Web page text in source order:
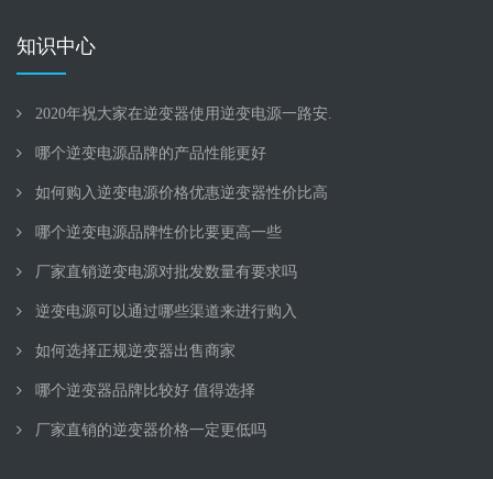
知识中心
2020年祝大家在逆变器使用逆变电源一路安.
哪个逆变电源品牌的产品性能更好
如何购入逆变电源价格优惠逆变器性价比高
哪个逆变电源品牌性价比要更高一些
厂家直销逆变电源对批发数量有要求吗
逆变电源可以通过哪些渠道来进行购入
如何选择正规逆变器出售商家
哪个逆变器品牌比较好 值得选择
厂家直销的逆变器价格一定更低吗